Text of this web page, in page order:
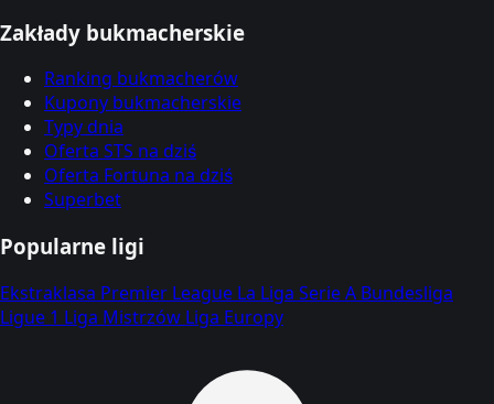
Zakłady bukmacherskie
Ranking bukmacherów
Kupony bukmacherskie
Typy dnia
Oferta STS na dziś
Oferta Fortuna na dziś
Superbet
Popularne ligi
Ekstraklasa Premier League La Liga Serie A Bundesliga
Ligue 1 Liga Mistrzów Liga Europy